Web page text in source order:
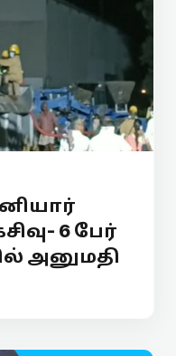
6 பேர்
அனுமதி